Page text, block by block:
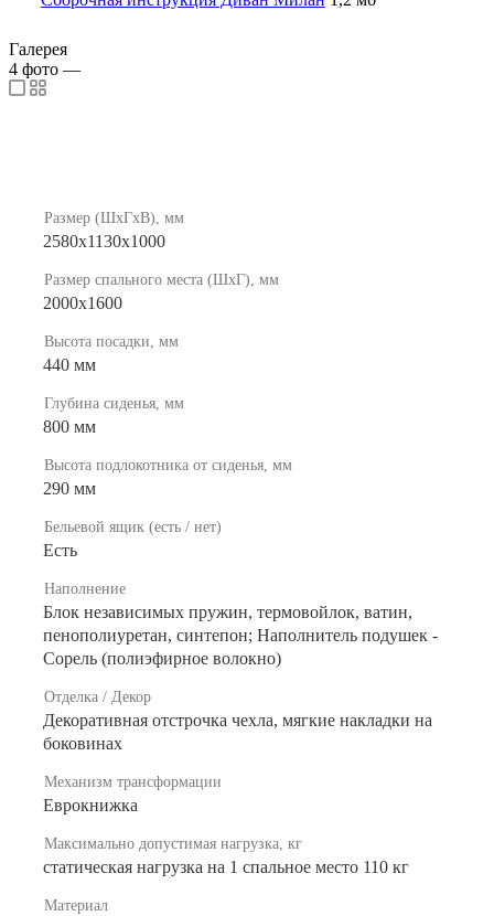
Галерея
4 фото —
Размер (ШхГхВ), мм
2580х1130х1000
Размер спального места (ШхГ), мм
2000х1600
Высота посадки, мм
440 мм
Глубина сиденья, мм
800 мм
Высота подлокотника от сиденья, мм
290 мм
Бельевой ящик (есть / нет)
Есть
Наполнение
Блок независимых пружин, термовойлок, ватин,
пенополиуретан, синтепон; Наполнитель подушек -
Сорель (полиэфирное волокно)
Отделка / Декор
Декоративная отстрочка чехла, мягкие накладки на
боковинах
Механизм трансформации
Еврокнижка
Максимально допустимая нагрузка, кг
статическая нагрузка на 1 спальное место 110 кг
Материал